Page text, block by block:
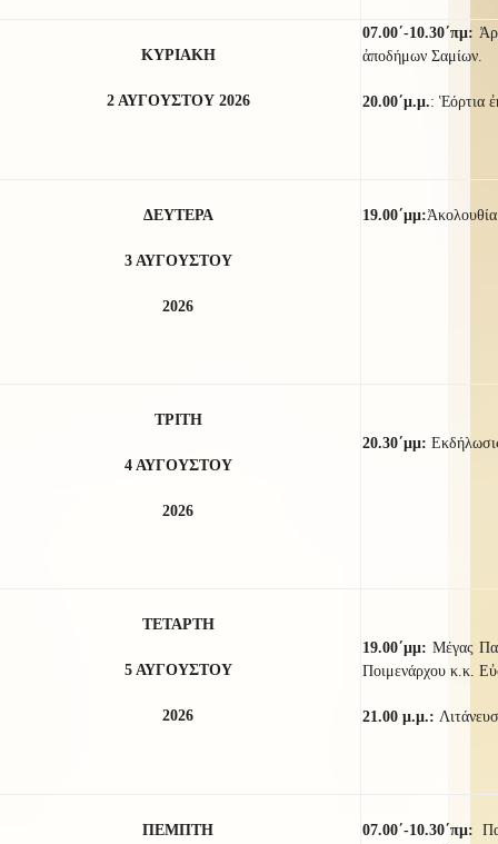
ΚΥΡΙΑΚΗ
2 ΑΥΓΟΥΣΤΟΥ 2026
07.00΄-10.30΄πμ:
ἀποδήμων Σαμίων.
20.00΄μ.μ.: Ἑόρτια
ΔΕΥΤΕΡΑ
3 ΑΥΓΟΥΣΤΟΥ
2026
19.00΄μμ:
ΤΡΙΤΗ
4 ΑΥΓΟΥΣΤΟΥ
2026
20.30΄μμ:
ΤΕΤΑΡΤΗ
5 ΑΥΓΟΥΣΤΟΥ
2026
19.00΄μμ: Μέγας
Ποιμενάρχου κ.κ.
21.00 μ.μ.:
ΠΕΜΠΤΗ 07.00΄-10.30΄πμ: